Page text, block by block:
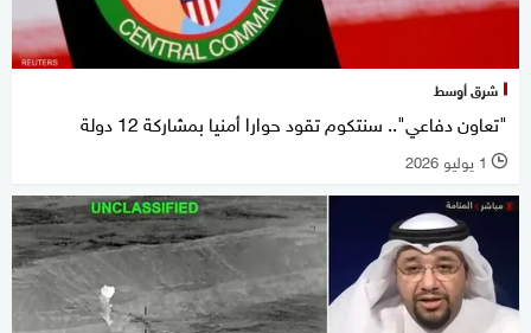
شرق أوسط
"تعاون دفاعي".. سنتكوم تقود حوارا أمنيا بمشاركة 12 دولة
l 1 يوليو 2026